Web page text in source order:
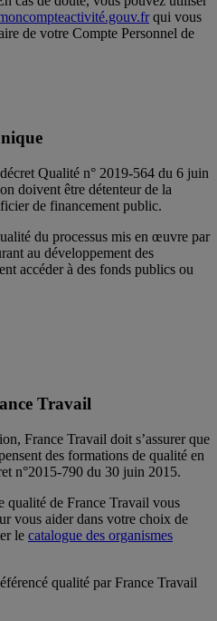
qui vous
de votre Compte Personnel de
Qualité n° 2019-564 du 6 juin
doivent être détenteur de la
de financement public.
du processus mis en œuvre par
au développement des
accéder à des fonds publics ou
Travail
France Travail doit s’assurer que
des formations de qualité en
n°2015-790 du 30 juin 2015.
qualité de France Travail vous
vous aider dans votre choix de
le catalogue des organismes
qualité par France Travail